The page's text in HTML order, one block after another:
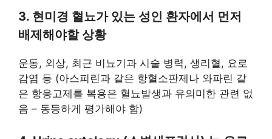
3. 현미경 혈뇨가 있는 성인 환자에서 먼저
배제해야할 상황
운동, 외상, 최근 비뇨기과 시술 병력, 생리혈, 요로
감염 등 (아스피린과 같은 항혈소판제나 와파린 같
은 항응고제를 복용은 혈뇨발생과 유의미한 관련 없
음 – 동등하게 평가해야 함)